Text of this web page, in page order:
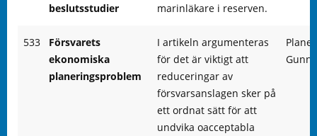
beslutsstudier
marinläkare i reserven.
533
Försvarets
ekonomiska
planeringsproblem
I artikeln argumenteras
för det är viktigt att
reduceringar av
försvarsanslagen sker på
ett ordnat sätt för att
undvika oacceptabla